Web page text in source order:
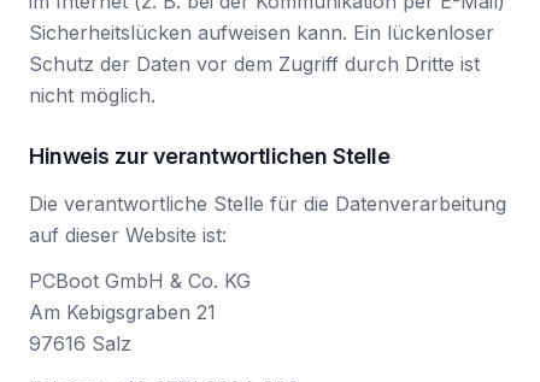
Sicherheitslücken aufweisen kann. Ein lückenloser
Schutz der Daten vor dem Zugriff durch Dritte ist
nicht möglich.
Hinweis zur verantwortlichen Stelle
Die verantwortliche Stelle für die Datenverarbeitung
auf dieser Website ist:
PCBoot GmbH & Co. KG
Am Kebigsgraben 21
97616 Salz